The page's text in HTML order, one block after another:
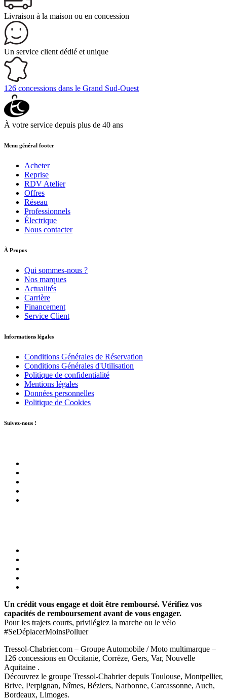
Livraison à la maison ou en concession
Un service client dédié et unique
126 concessions dans le Grand Sud-Ouest
À votre service depuis plus de 40 ans
Menu général footer
Acheter
Reprise
RDV Atelier
Offres
Réseau
Professionnels
Électrique
Nous contacter
À Propos
Qui sommes-nous ?
Nos marques
Actualités
Carrière
Financement
Service Client
Informations légales
Conditions Générales de Réservation
Conditions Générales d'Utilisation
Politique de confidentialité
Mentions légales
Données personnelles
Politique de Cookies
Suivez-nous !
Un crédit vous engage et doit être remboursé. Vérifiez vos
capacités de remboursement avant de vous engager.
Pour les trajets courts, privilégiez la marche ou le vélo
#SeDéplacerMoinsPolluer
Tressol-Chabrier.com – Groupe Automobile / Moto multimarque –
126 concessions en Occitanie, Corrèze, Gers, Var, Nouvelle
Aquitaine .
Découvrez le groupe Tressol-Chabrier depuis Toulouse, Montpellier,
Brive, Perpignan, Nîmes, Béziers, Narbonne, Carcassonne, Auch,
Bordeaux, Limoges.